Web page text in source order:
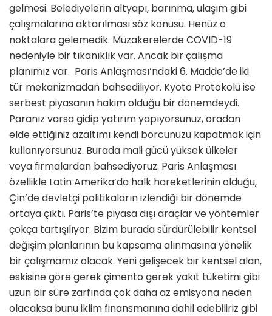
gelmesi. Belediyelerin altyapı, barınma, ulaşım gibi
çalışmalarına aktarılması söz konusu. Henüz o
noktalara gelemedik. Müzakerelerde COVID-19
nedeniyle bir tıkanıklık var. Ancak bir çalışma
planımız var. Paris Anlaşması’ndaki 6. Madde’de iki
tür mekanizmadan bahsediliyor. Kyoto Protokolü ise
serbest piyasanın hakim olduğu bir dönemdeydi.
Paranız varsa gidip yatırım yapıyorsunuz, oradan
elde ettiğiniz azaltımı kendi borcunuzu kapatmak için
kullanıyorsunuz. Burada mali gücü yüksek ülkeler
veya firmalardan bahsediyoruz. Paris Anlaşması
özellikle Latin Amerika’da halk hareketlerinin olduğu,
Çin’de devletçi politikaların izlendiği bir dönemde
ortaya çıktı. Paris’te piyasa dışı araçlar ve yöntemler
çokça tartışılıyor. Bizim burada sürdürülebilir kentsel
değişim planlarının bu kapsama alınmasına yönelik
bir çalışmamız olacak. Yeni gelişecek bir kentsel alan,
eskisine göre gerek çimento gerek yakıt tüketimi gibi
uzun bir süre zarfında çok daha az emisyona neden
olacaksa bunu iklim finansmanına dahil edebiliriz gibi